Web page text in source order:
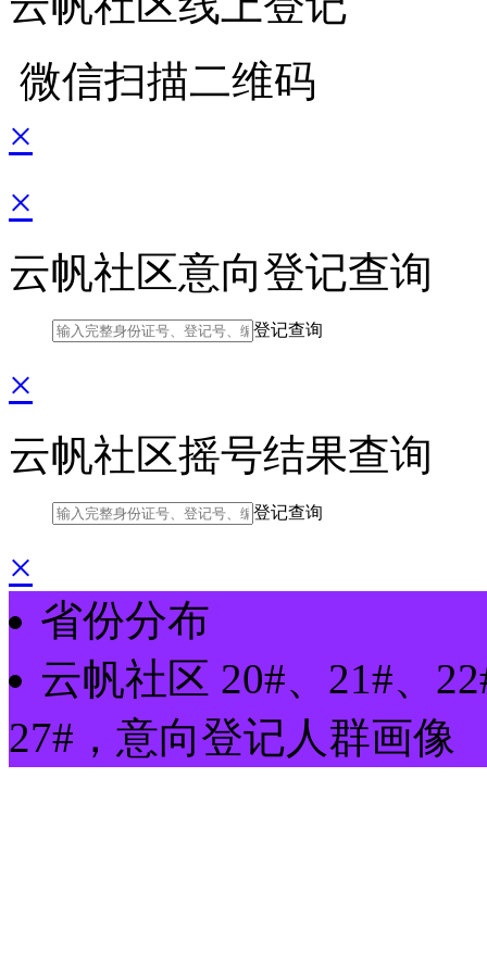
微信扫描二维码
×
×
云帆社区意向登记查询
登记查询
×
云帆社区摇号结果查询
登记查询
×
省份分布
云帆社区 20#、21#、
27# ， 意向登记人群画像